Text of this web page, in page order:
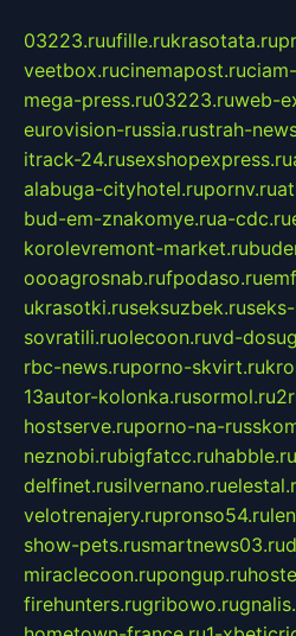
03223.ruufille.rukrasotata.ru
veetbox.rucinemapost.ru
mega-press.ru03223.ruweb-
eurovision-russia.rustrah-
itrack-24.rusexshopexpress.ru
alabuga-cityhotel.rupornv.ru
bud-em-znakomye.rua-cdc.ru
korolevremont-market.ru
oooagrosnab.rufpodaso.ru
ukrasotki.ruseksuzbek.ru
sovratili.ruolecoon.ruvd-
rbc-news.ruporno-skvirt.ru
13autor-kolonka.rusormol.ru
hostserve.ruporno-na-
neznobi.rubigfatcc.ruhabble.ru
delfinet.rusilvernano.ru
velotrenajery.rupronso54.ru
show-pets.rusmartnews03.ru
miraclecoon.rupongup.ru
firehunters.rugribowo.ru